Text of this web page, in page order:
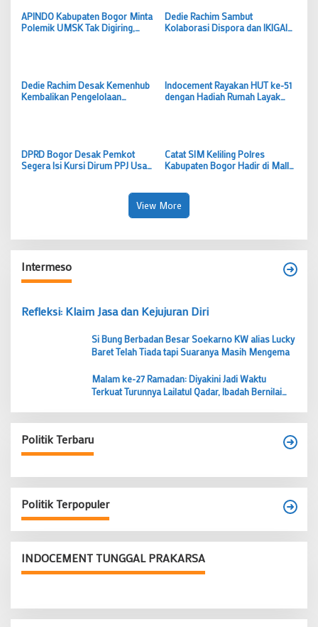
APINDO Kabupaten Bogor Minta
Polemik UMSK Tak Digiring,
Dedie Rachim Sambut
Kolaborasi Dispora dan IKIGAI
Dedie Rachim Desak Kemenhub
Kembalikan Pengelolaan
Indocement Rayakan HUT ke-51
dengan Hadiah Rumah Layak
DPRD Bogor Desak Pemkot
Segera Isi Kursi Dirum PPJ Usai
Catat SIM Keliling Polres
Kabupaten Bogor Hadir di Mall
View More
Intermeso
Refleksi: Klaim Jasa dan Kejujuran Diri
Si Bung Berbadan Besar Soekarno KW alias Lucky
Baret Telah Tiada tapi Suaranya Masih Mengema
Malam ke-27 Ramadan: Diyakini Jadi Waktu
Terkuat Turunnya Lailatul Qadar, Ibadah Bernilai
Politik Terbaru
Politik Terpopuler
INDOCEMENT TUNGGAL PRAKARSA